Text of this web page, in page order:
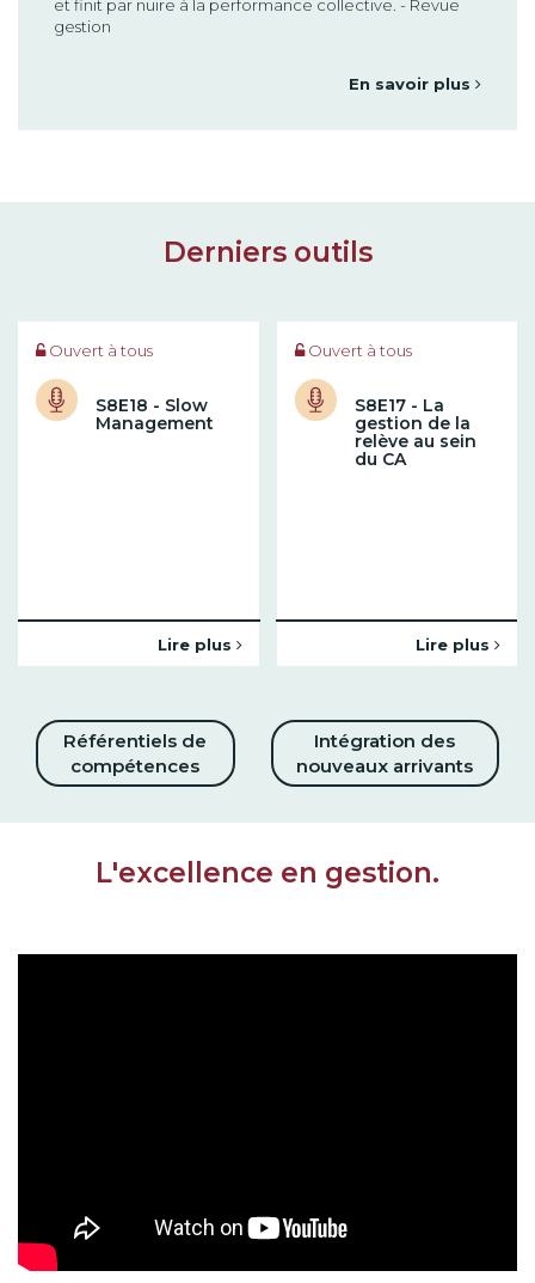
et finit par nuire à la performance collective. - Revue
gestion
En savoir plus
Derniers outils
Ouvert à tous
S8E18 - Slow
Management
Lire plus
Ouvert à tous
S8E17 - La
gestion de la
relève au sein
du CA
Lire plus
Référentiels de
compétences
Intégration des
nouveaux arrivants
L'excellence en gestion.